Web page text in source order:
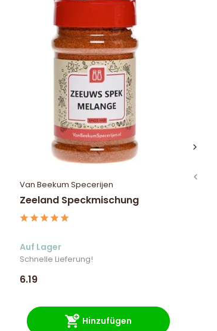
Van Beekum Specerijen
Zeeland Speckmischung
Auf Lager
Schnelle Lieferung!
6.19
Hinzufügen